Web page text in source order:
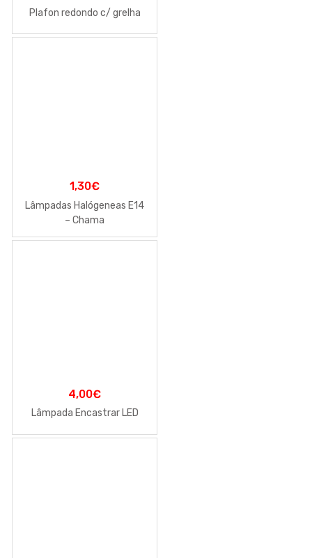
Plafon redondo c/ grelha
1,30€
Lâmpadas Halógeneas E14
– Chama
4,00€
Lâmpada Encastrar LED